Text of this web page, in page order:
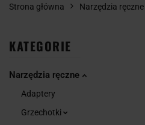
Strona główna Narzędzia ręczne
KATEGORIE
Narzędzia ręczne
Adaptery
Grzechotki